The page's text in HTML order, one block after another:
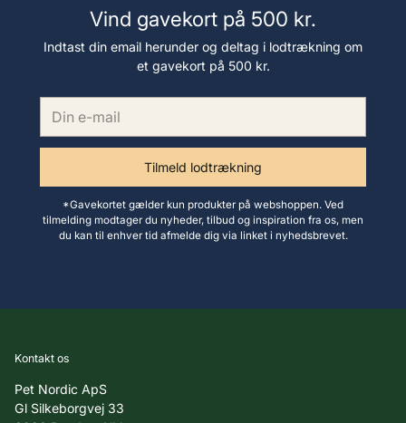
Vind gavekort på 500 kr.
Indtast din email herunder og deltag i lodtrækning om
et gavekort på 500 kr.
Tilmeld lodtrækning
*Gavekortet gælder kun produkter på webshoppen. Ved
tilmelding modtager du nyheder, tilbud og inspiration fra os, men
du kan til enhver tid afmelde dig via linket i nyhedsbrevet.
Kontakt os
Pet Nordic ApS
Gl Silkeborgvej 33